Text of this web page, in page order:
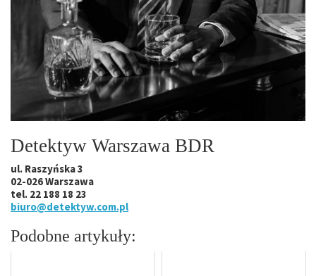
Detektyw Warszawa BDR
ul. Raszyńska 3
02-026 Warszawa
tel. 22 188 18 23
biuro@detektyw.com.pl
Podobne artykuły: